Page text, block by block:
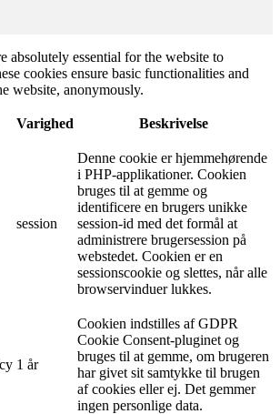
absolutely essential for the website to
cookies ensure basic functionalities and
website, anonymously.
Varighed Beskrivelse
session
Denne cookie er hjemmehørende
i PHP-applikationer. Cookien
bruges til at gemme og
identificere en brugers unikke
session-id med det formål at
administrere brugersession på
webstedet. Cookien er en
sessionscookie og slettes, når alle
browservinduer lukkes.
1 år
Cookien indstilles af GDPR
Cookie Consent-pluginet og
bruges til at gemme, om brugeren
har givet sit samtykke til brugen
af ​​cookies eller ej. Det gemmer
ingen personlige data.